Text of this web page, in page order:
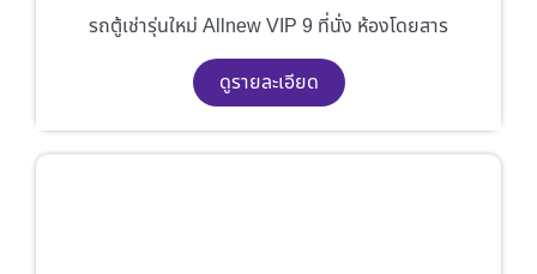
รถตู้เช่ารุ่นใหม่ Allnew VIP 9 ที่นั่ง ห้องโดยสาร
ดูรายละเอียด